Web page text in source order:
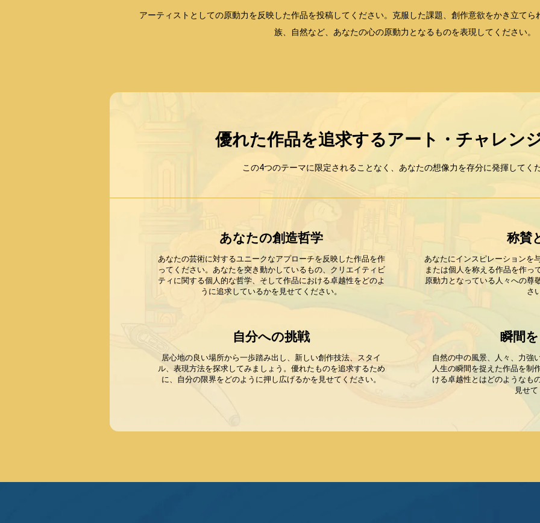
アーティストとしての原動力を反映した作品を投稿してください。克服した課題、創作意欲をかき立て
族、自然など、あなたの心の原動力となるものを表現してください。
優れた作品を追求するアート・チャレン
この4つのテーマに限定されることなく、あなたの想像力を存分に発揮してく
あなたの創造哲学
あなたの芸術に対するユニークなアプローチを反映した作品を作
ってください。あなたを突き動かしているもの、クリエイティビ
ティに関する個人的な哲学、そして作品における卓越性をどのよ
うに追求しているかを見せてください。
称賛
あなたにインスピレーションを
または個人を称える作品を作っ
原動力となっている人々への尊
さ
自分への挑戦
居心地の良い場所から一歩踏み出し、新しい創作技法、スタイ
ル、表現方法を探求してみましょう。優れたものを追求するため
に、自分の限界をどのように押し広げるかを見せてください。
瞬間
自然の中の風景、人々、力強
人生の瞬間を捉えた作品を制
ける卓越性とはどのようなも
見せ